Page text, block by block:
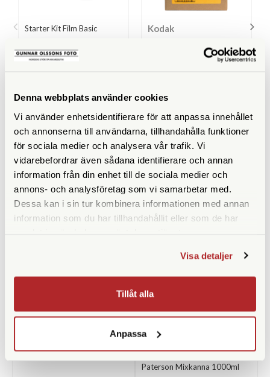
Denna webbplats använder cookies
Vi använder enhetsidentifierare för att anpassa innehållet
och annonserna till användarna, tillhandahålla funktioner
för sociala medier och analysera vår trafik. Vi
vidarebefordrar även sådana identifierare och annan
information från din enhet till de sociala medier och
annons- och analysföretag som vi samarbetar med.
Dessa kan i sin tur kombinera informationen med annan
information som du har tillhandahållit eller som de har
Visa detaljer
Tillåt alla
Anpassa
Starter Kit Film Basic
690 SEK
LÄS MER
KÖP
Kodak
Kodak Color Negative C-41
Film processing Kit 2,5 L
990 SEK
LÄS MER
KÖP
ANDRA KÖPTE ÄVEN
Kemiförvaring 1000ml Paterson
Paterson Mixkanna 1000ml